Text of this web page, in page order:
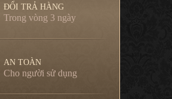
ĐỔI TRẢ HÀNG
Trong vòng 3 ngày
AN TOÀN
Cho người sử dụng